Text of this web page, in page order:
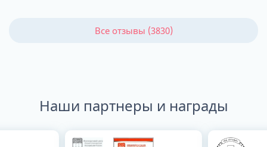
Все отзывы (3830)
Наши партнеры и награды